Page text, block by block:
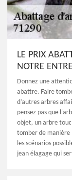
LE PRIX
NOTRE
Donnez une
abattre. Faire
d’autres arbres
pensez pas que
objet, un arbre
tomber de manière
les scénarios
jean élagage qui